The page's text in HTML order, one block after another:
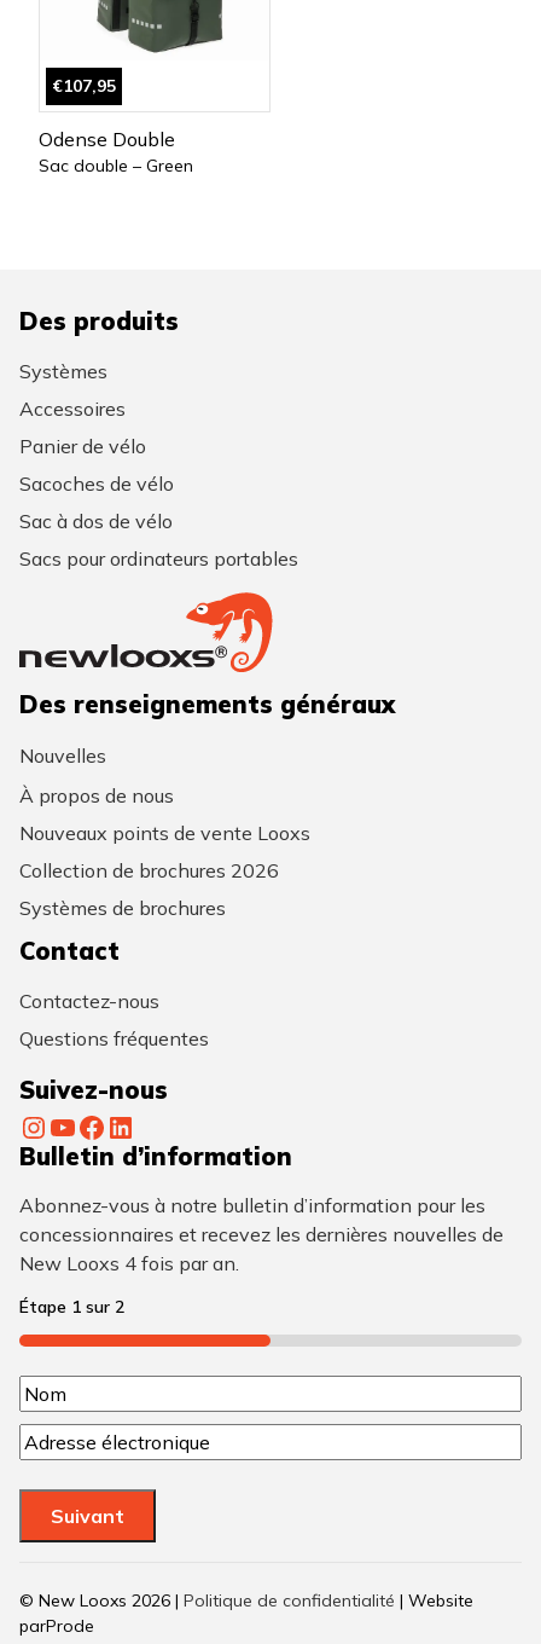
€107,95
Odense Double
Sac double – Green
Des produits
Systèmes
Accessoires
Panier de vélo
Sacoches de vélo
Sac à dos de vélo
Sacs pour ordinateurs portables
Des renseignements généraux
Nouvelles
À propos de nous
Nouveaux points de vente Looxs
Collection de brochures 2026
Systèmes de brochures
Contact
Contactez-nous
Questions fréquentes
Suivez-nous
InstagramYouTube Facebook LinkedIn
Bulletin d’information
Abonnez-vous à notre bulletin d’information pour les
concessionnaires et recevez les dernières nouvelles de
New Looxs 4 fois par an.
Étape 1 sur 2
50%
N
o
m
N
é
c
N
o
C
o
u
e
Suivant
© New Looxs 2026 | Politique de confidentialité | Website
parProde